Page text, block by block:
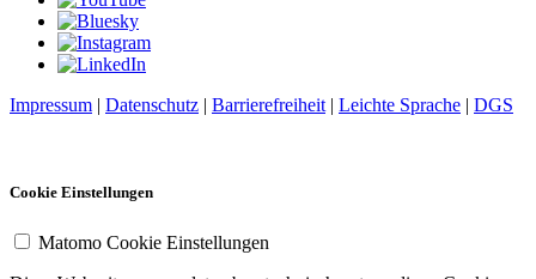
Impressum | Datenschutz | Barrierefreiheit | Leichte Sprache | DGS
Cookie Einstellungen
Matomo Cookie Einstellungen